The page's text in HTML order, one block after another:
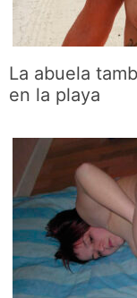
La abuela
en la playa